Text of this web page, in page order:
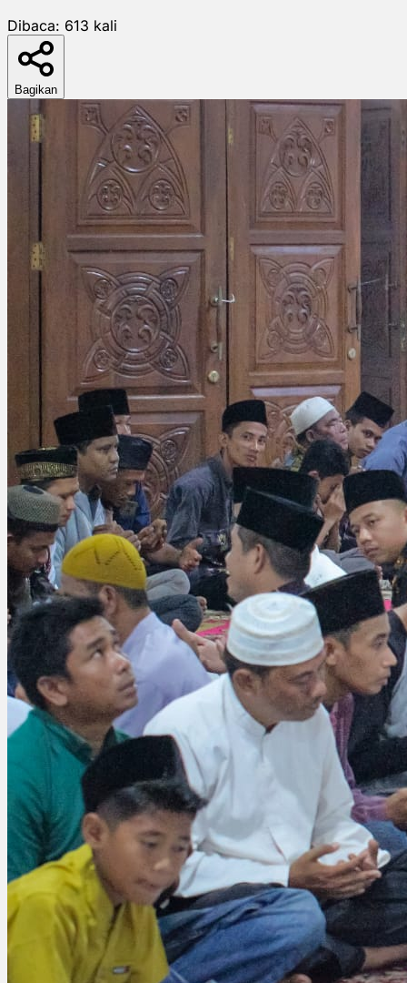
Dibaca: 613 kali
Bagikan